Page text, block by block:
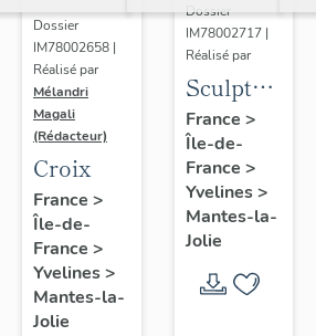
Dossier
IM78002658 |
Réalisé par
Mélandri
Magali
(Rédacteur)
Croix
France >
Île-de-
France >
Yvelines>
Mantes-la-
Jolie
Dossier
IM78002717 |
Réalisé par
Sculpture
: la
Ronde
France >
Île-de-
France >
Yvelines>
Mantes-la-
Jolie